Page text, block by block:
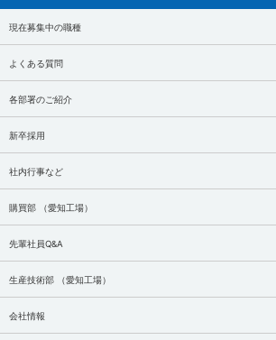
現在募集中の職種
よくある質問
各部署のご紹介
新卒採用
社内行事など
購買部 （愛知工場）
先輩社員Q&A
生産技術部 （愛知工場）
会社情報